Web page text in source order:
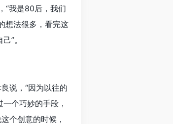
“我是80后，我们
想法很多，看完这
”。
说，“因为以往的
个巧妙的手段，
个创意的时候，